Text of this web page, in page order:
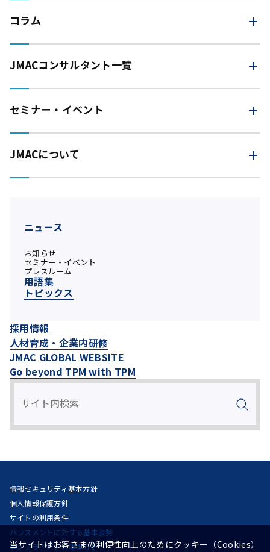
コラム
JMACコンサルタント一覧
セミナー・イベント
JMACについて
ニュース
お知らせ
セミナー・イベント
プレスルーム
用語集
トピックス
採用情報
人材育成・企業内研修
JMAC GLOBAL WEBSITE
Go beyond TPM with TPM
情報セキュリティ基本方針
個人情報保護方針
サイトの利用条件
ハラスメントに対する基本姿勢
コンプライアンス基本方針
当サイトはお客さまの利便性向上のためにクッキー（Cookies）